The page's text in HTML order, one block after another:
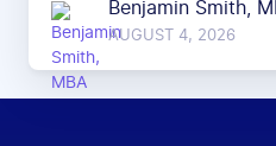
Benjamin Smith,
AUGUST 4, 2026